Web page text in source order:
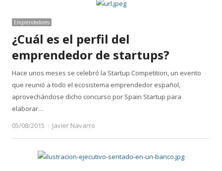
Emprendedores
¿Cuál es el perfil del
emprendedor de startups?
Hace unos meses se celebró la Startup Competition, un evento
que reunió a todo el ecosistema emprendedor español,
aprovechándose dicho concurso por Spain Startup para
elaborar…
05/08/2015
Author
Javier Navarro